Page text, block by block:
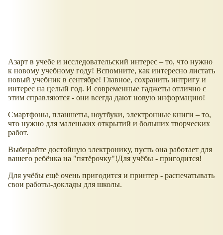
Азарт в учебе и исследовательский интерес – то, что нужно
к новому учебному году! Вспомните, как интересно листать
новый учебник в сентябре! Главное, сохранить интригу и
интерес на целый год. И современные гаджеты отлично с
этим справляются - они всегда дают новую информацию!
Смартфоны, планшеты, ноутбуки, электронные книги – то,
что нужно для маленьких открытий и больших творческих
работ.
Выбирайте достойную электронику, пусть она работает для
вашего ребёнка на "пятёрочку"!Для учёбы - пригодится!
Для учёбы ещё очень пригодится и принтер - распечатывать
свои работы-доклады для школы.